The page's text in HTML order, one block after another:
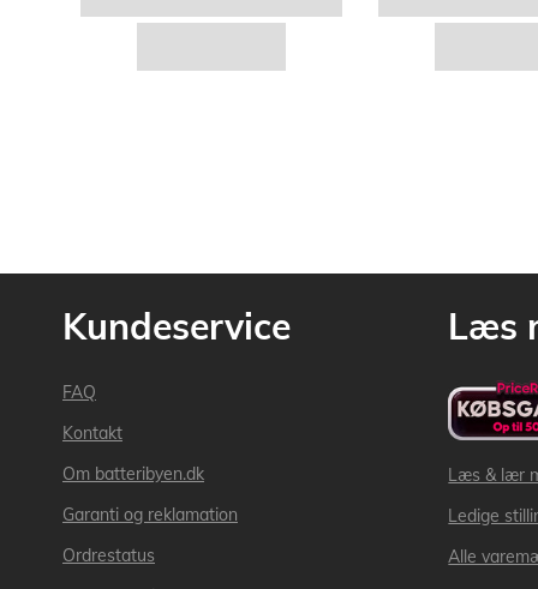
Kundeservice
FAQ
Kontakt
Om batteribyen.dk
Garanti og reklamation
Ordrestatus
Læs
Læs & lær
Ledige
Alle